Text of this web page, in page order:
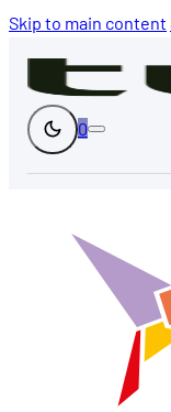
Skip to main content
0